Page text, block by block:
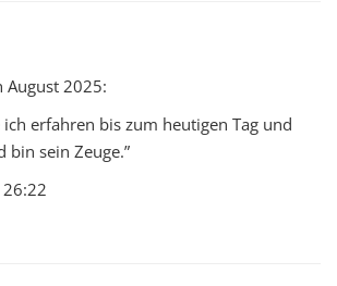
August 2025:
ich erfahren bis zum heutigen Tag und
bin sein Zeuge.”